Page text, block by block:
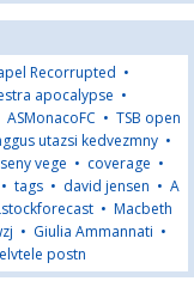
Recorrupted •
apocalypse •
ASMonacoFC • TSB open
utazsi kedvezmny •
vege • coverage •
• tags • david jensen • A
• Macbeth
• Giulia Ammannati •
postn